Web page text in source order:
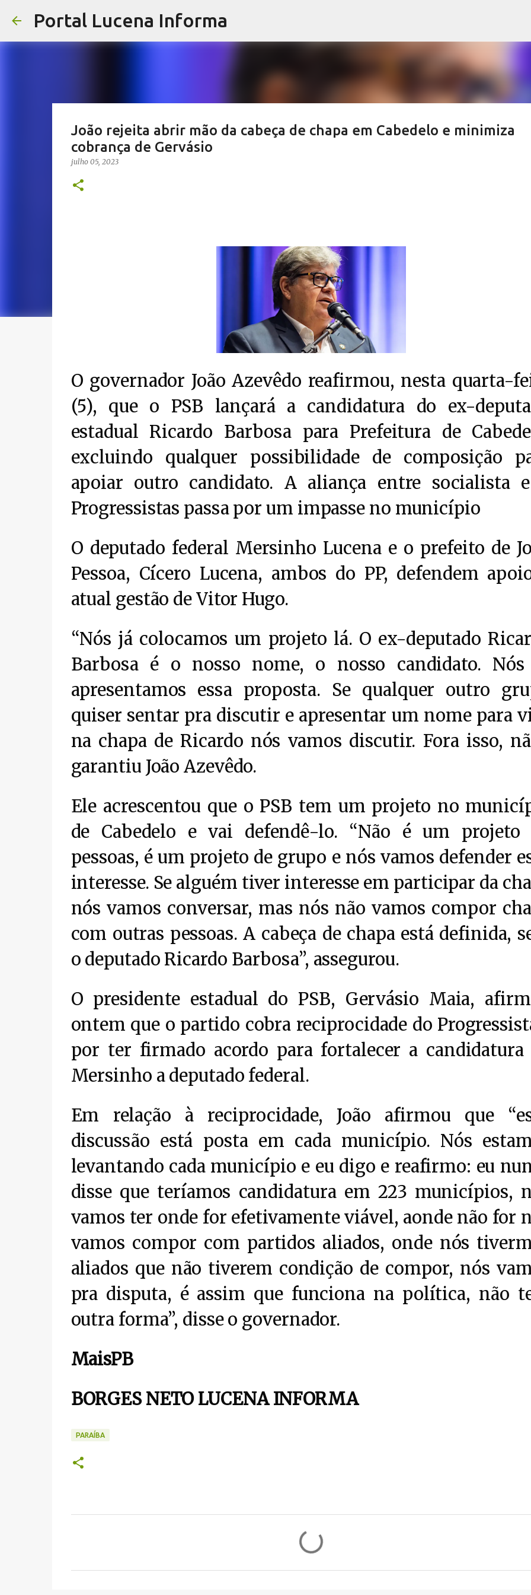
Portal Lucena Informa
João rejeita abrir mão da cabeça de chapa em Cabedelo e minimiza
cobrança de Gervásio
julho 05, 2023
O governador João Azevêdo reafirmou, nesta quarta-
(5), que o PSB lançará a candidatura do ex-
estadual Ricardo Barbosa para Prefeitura de
excluindo qualquer possibilidade de composição
apoiar outro candidato. A aliança entre socialista
Progressistas passa por um impasse no município
O deputado federal Mersinho Lucena e o prefeito de
Pessoa, Cícero Lucena, ambos do PP, defendem
atual gestão de Vitor Hugo.
“Nós já colocamos um projeto lá. O ex-deputado
Barbosa é o nosso nome, o nosso candidato.
apresentamos essa proposta. Se qualquer outro
quiser sentar pra discutir e apresentar um nome para
na chapa de Ricardo nós vamos discutir. Fora isso,
garantiu João Azevêdo.
Ele acrescentou que o PSB tem um projeto no
de Cabedelo e vai defendê-lo. “Não é um projeto
pessoas, é um projeto de grupo e nós vamos defender
interesse. Se alguém tiver interesse em participar da
nós vamos conversar, mas nós não vamos compor
com outras pessoas. A cabeça de chapa está definida,
o deputado Ricardo Barbosa”, assegurou.
O presidente estadual do PSB, Gervásio Maia,
ontem que o partido cobra reciprocidade do
por ter firmado acordo para fortalecer a candidatura
Mersinho a deputado federal.
Em relação à reciprocidade, João afirmou que
discussão está posta em cada município. Nós
levantando cada município e eu digo e reafirmo: eu
disse que teríamos candidatura em 223 municípios,
vamos ter onde for efetivamente viável, aonde não for
vamos compor com partidos aliados, onde nós
aliados que não tiverem condição de compor, nós
pra disputa, é assim que funciona na política, não
outra forma”, disse o governador.
MaisPB
BORGES NETO LUCENA INFORMA
PARAÍBA